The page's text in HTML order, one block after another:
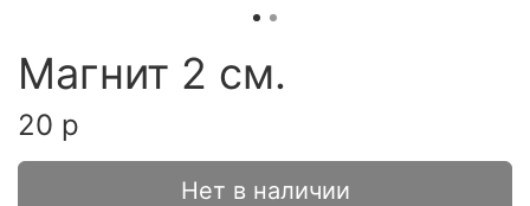
Магнит 2 см.
20 р
Нет в наличии